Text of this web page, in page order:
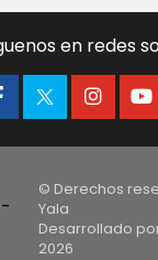
en redes
© Derechos
Yala
Desarrollado
2026